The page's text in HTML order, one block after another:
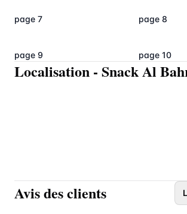
page 7 page 8
page 9 page 10
Localisation - Snack Al
Avis des clients